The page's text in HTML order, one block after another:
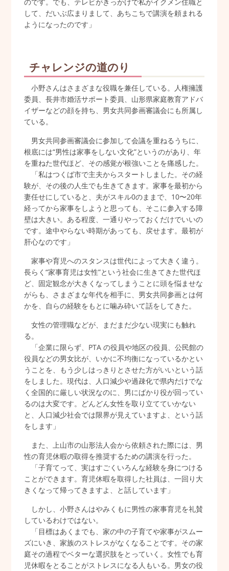
して、だいぶ広まりまして、あちこちで講演を頼まれる
ようになったのです」
チャレンジの道のり
小野さんはさまざまな役職を兼任している。人権擁護
委員、長井市婚活サポート委員、山形県家庭教育アドバ
イザーなどの顔を持ち、男女共同参画審議会にも所属し
ている。
男女共同参画審議会に参加して会議を重ねるうちに、
根底には“男性は家事をしない文化”というのがあり、年
を重ねた世代ほど、その感覚が根強いことを痛感した。
「私はつくば市で主夫からスタートしました。その経
験が、その後の人生でも生きてきます。家事を最初から
妻任せにしていると、夫がスキル0のままで、10〜20年
経ってから家事をしようと思っても、そこに参入する障
壁は大きい。ある程度、一通りやっておくだけでいいの
です。途中やらない時期があっても、戻せます。最初が
肝心なのです」
家事や育児へのスタンスは世代によって大きく違う。
長らく“家事育児は女性”という社会に生きてきた世代ほ
ど、固定観念が大きくなってしまうことに頭を悩ませな
がらも、さまざまな年代を相手に、男女共同参画とは何
かを、自らの経験をもとに噛み砕いて話をしてきた。
女性の管理職などが、まだまだ少ない現実にも触れ
る。
「企業に限らず、PTA の役員や地区の役員、公民館の
役員などの男女比が、いかに不均衡になっているかとい
うことを、もう少しはっきりとさせた方がいいという話
をしました。現代は、人口減少や過疎化で県内だけでな
く全国的に厳しい状況なのに、男にばかり役が回ってい
るのは大変です。どんどん女性を取り立てていかない
と、人口減少社会では限界が見えていますよ、という話
をします」
また、上山市の山形法人会から依頼された際には、男
性の育児休暇の取得を推奨するための講演を行った。
「子育てって、実はすごくいろんな経験を身につける
ことができます。育児休暇を取得した社員は、一回り大
きくなって帰ってきますよ、と話しています」
しかし、小野さんはやみくもに男性の家事育児を礼賛
しているわけではない。
「目標はあくまでも、家の中の子育てや家事がスムー
ズにいき、家族のストレスがなくなることです。その家
庭その過程でベターな選択肢をとっていく。女性でも育
児休暇をとることがストレスになる人もいる。男女の役